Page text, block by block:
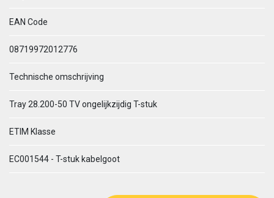
EAN Code
08719972012776
Technische omschrijving
Tray 28.200-50 TV ongelijkzijdig T-stuk
ETIM Klasse
EC001544 - T-stuk kabelgoot